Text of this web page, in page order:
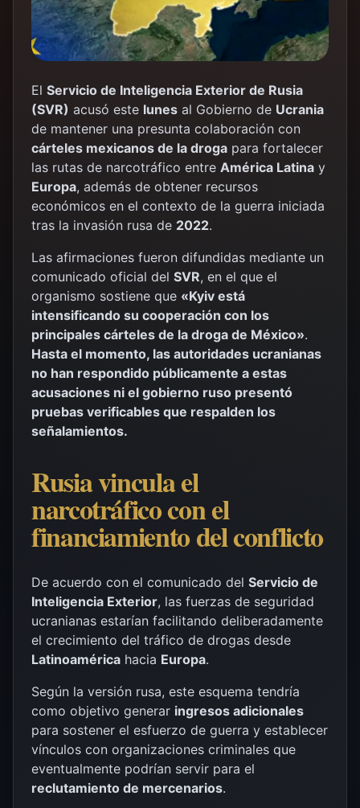
El Servicio de Inteligencia Exterior de Rusia
(SVR) acusó este lunes al Gobierno de Ucrania
de mantener una presunta colaboración con
cárteles mexicanos de la droga para fortalecer
las rutas de narcotráfico entre América Latina y
Europa, además de obtener recursos
económicos en el contexto de la guerra iniciada
tras la invasión rusa de 2022.
Las afirmaciones fueron difundidas mediante un
comunicado oficial del SVR, en el que el
organismo sostiene que «Kyiv está
intensificando su cooperación con los
principales cárteles de la droga de México».
Hasta el momento, las autoridades ucranianas
no han respondido públicamente a estas
acusaciones ni el gobierno ruso presentó
pruebas verificables que respalden los
señalamientos.
Rusia vincula el
narcotráfico con el
financiamiento del conflicto
De acuerdo con el comunicado del Servicio de
Inteligencia Exterior, las fuerzas de seguridad
ucranianas estarían facilitando deliberadamente
el crecimiento del tráfico de drogas desde
Latinoamérica hacia Europa.
Según la versión rusa, este esquema tendría
como objetivo generar ingresos adicionales
para sostener el esfuerzo de guerra y establecer
vínculos con organizaciones criminales que
eventualmente podrían servir para el
reclutamiento de mercenarios.